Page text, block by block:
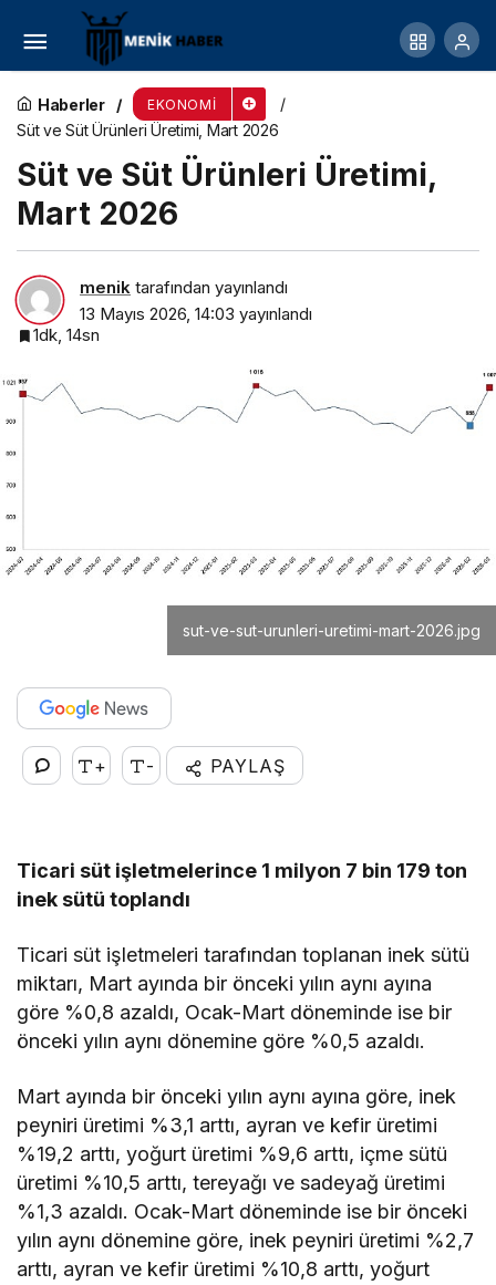
Haberler EKONOMI
Süt ve Süt Ürünleri Üretimi, Mart 2026
Süt ve Süt Ürünleri Üretimi,
Mart 2026
menik tarafından yayınlandı
13 Mayıs 2026, 14:03 yayınlandı
1dk, 14sn
sut-ve-sut-urunleri-uretimi-mart-2026.jpg
+ - PAYLAŞ
Ticari süt işletmelerince 1 milyon 7 bin 179 ton
inek sütü toplandı
Ticari süt işletmeleri tarafından toplanan inek sütü
miktarı, Mart ayında bir önceki yılın aynı ayına
göre %0,8 azaldı, Ocak-Mart döneminde ise bir
önceki yılın aynı dönemine göre %0,5 azaldı.
Mart ayında bir önceki yılın aynı ayına göre, inek
peyniri üretimi %3,1 arttı, ayran ve kefir üretimi
%19,2 arttı, yoğurt üretimi %9,6 arttı, içme sütü
üretimi %10,5 arttı, tereyağı ve sadeyağ üretimi
%1,3 azaldı. Ocak-Mart döneminde ise bir önceki
yılın aynı dönemine göre, inek peyniri üretimi %2,7
arttı, ayran ve kefir üretimi %10,8 arttı, yoğurt
Dış Ticaret Endeksleri, Mart 2026